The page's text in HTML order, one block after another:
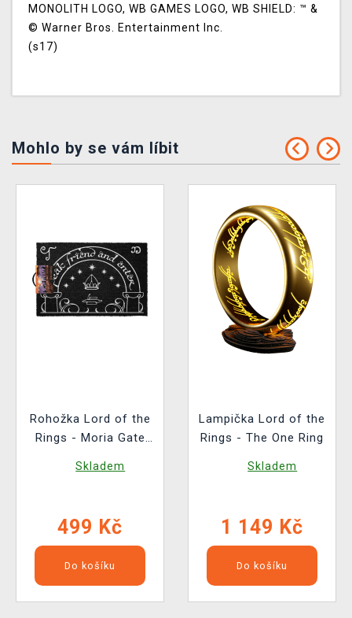
MONOLITH LOGO, WB GAMES LOGO, WB SHIELD: ™ &
© Warner Bros. Entertainment Inc.
(s17)
Mohlo by se vám líbit
Rohožka Lord of the
Rings - Moria Gate
Skladem
499 Kč
Do košíku
Lampička Lord of the
Rings - The One Ring
Skladem
1 149 Kč
Do košíku